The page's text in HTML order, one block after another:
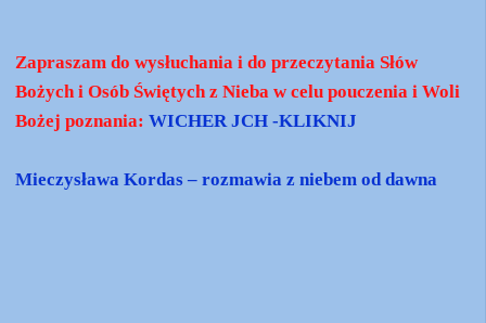
Zapraszam do wysłuchania i do przeczytania Słów
Bożych i Osób Świętych z Nieba w celu pouczenia i Woli
Bożej poznania:WICHER JCH -KLIKNIJ
Mieczysława Kordas – rozmawia z niebem od dawna